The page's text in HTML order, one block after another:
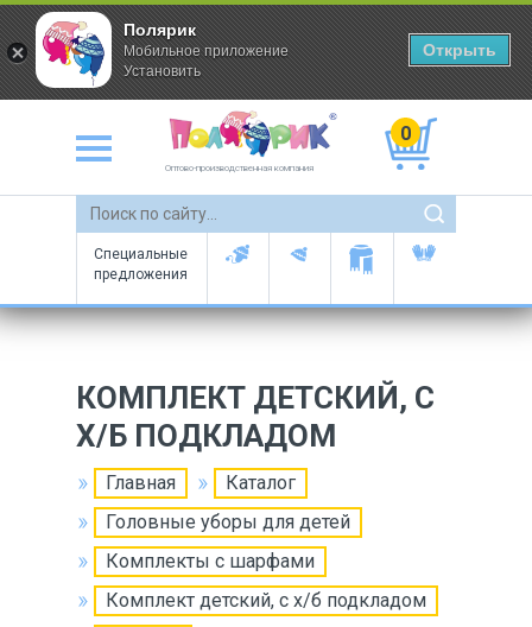
Оптово-производственная компания
0
Специальные
предложения
КОМПЛЕКТ ДЕТСКИЙ, С
Х/Б ПОДКЛАДОМ
Главная
Каталог
Головные уборы для детей
Комплекты с шарфами
Комплект детский, с х/б подкладом
Полярик
Мобильное приложение
Установить
Открыть